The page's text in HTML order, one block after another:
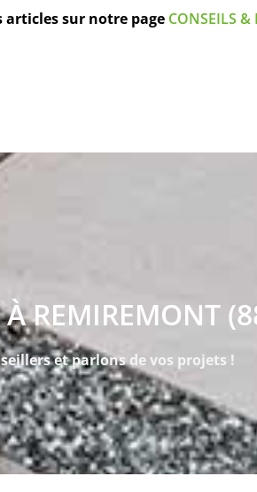
articles sur notre page CONSEILS &
REMIREMONT
et parlons de vos projets !